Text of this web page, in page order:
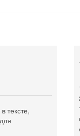
тексте,